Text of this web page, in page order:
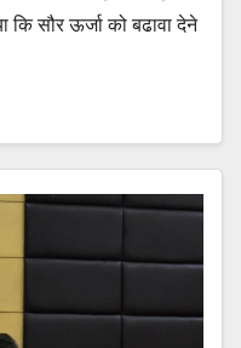
कि सौर ऊर्जा को बढावा देने